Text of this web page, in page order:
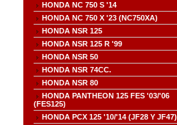
HONDA NC 750 S '14
HONDA NC 750 X '23 (NC750XA)
HONDA NSR 125
HONDA NSR 125 R '99
HONDA NSR 50
HONDA NSR 74CC.
HONDA NSR 80
HONDA PANTHEON 125 FES '03/'06
(FES125)
HONDA PCX 125 '10/'14 (JF28 Y JF47)